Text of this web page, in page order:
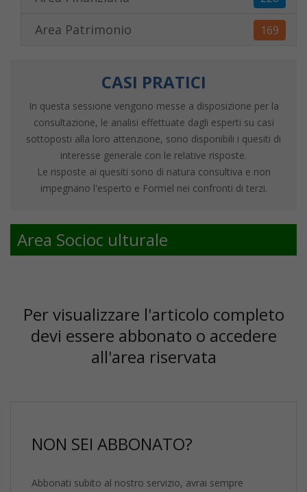
Area Patrimonio 169
CASI PRATICI
In questa sessione vengono messe a disposizione per la
consultazione, le analisi effettuate dagli esperti su casi
sottoposti alla loro attenzione, sono disponibili i quesiti di
interesse generale con le relative risposte.
Le risposte ai quesiti sono di natura consultiva e non
impegnano l'esperto e Formel nei confronti di terzi.
Area Socioc ulturale
Per visualizzare l'articolo completo
devi essere abbonato o accedere
all'area riservata
NON SEI ABBONATO?
Abbonati subito al nostro servizio, avrai sempre